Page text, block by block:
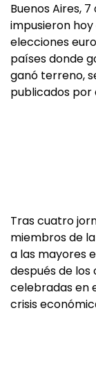
Buenos Aires,
impusieron
elecciones
países donde
ganó terreno,
publicados por
Tras cuatro
miembros de
a las mayores
después de
celebradas en
crisis